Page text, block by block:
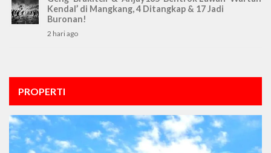
Kendal’ di Mangkang, 4 Ditangkap & 17 Jadi
Buronan!
2 hari ago
PROPERTI